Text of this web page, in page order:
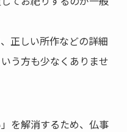
正しい所作などの詳細
う方も少なくありませ
を解消するため、仏事